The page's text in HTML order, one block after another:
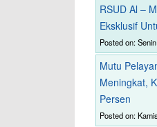
RSUD Al –
Eksklusif
Posted on:
Mutu
Meningkat,
Persen
Posted on: